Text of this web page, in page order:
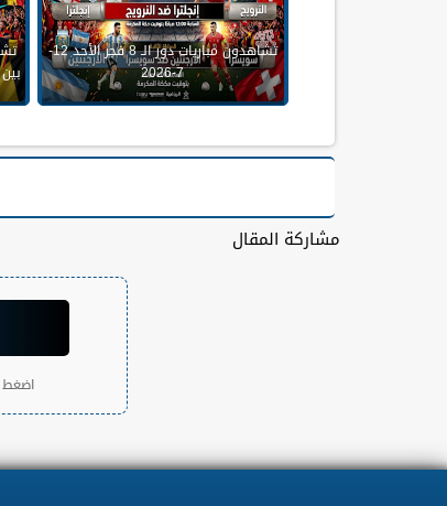
تشاهدون مباريات دور الـ 8 فجر الأحد 12-
7-2026
مشاركة المقال
اضغط